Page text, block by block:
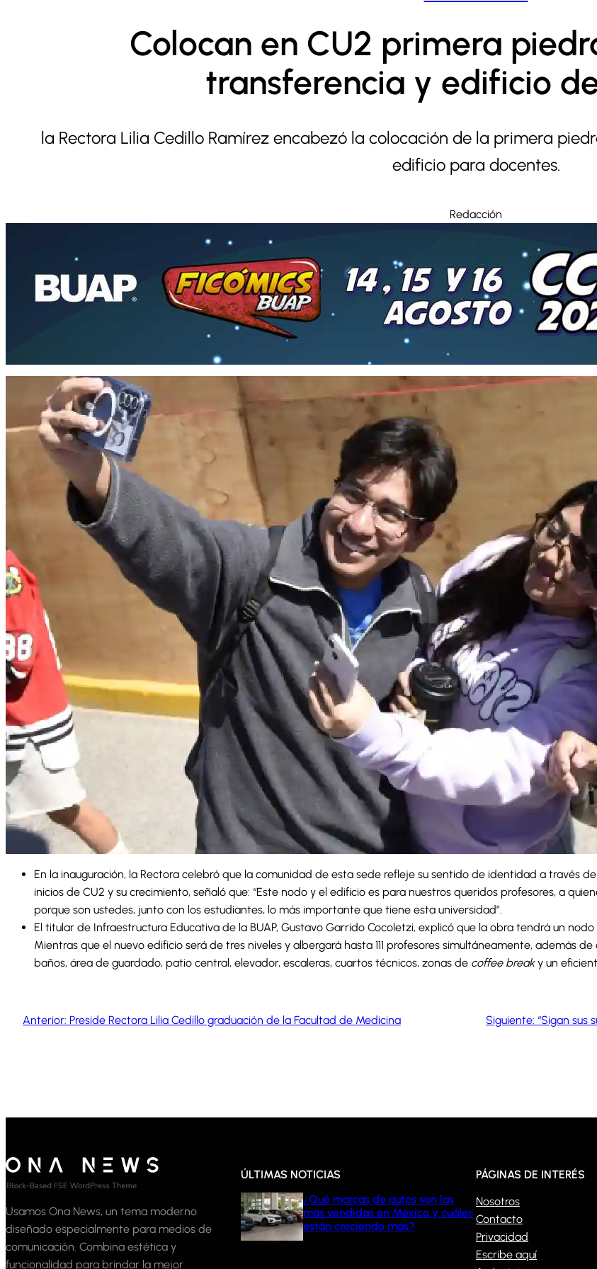
Colocan en CU2 primera
transferencia y edificio
la Rectora Lilia Cedillo Ramírez encabezó la colocación de la primera
edificio para docentes.
Redacción
En la inauguración, la Rectora celebró que la comunidad de esta sede refleje su sentido de identidad a través
inicios de CU2 y su crecimiento, señaló que: “Este nodo y el edificio es para nuestros queridos profesores, a
porque son ustedes, junto con los estudiantes, lo más importante que tiene esta universidad”.
El titular de Infraestructura Educativa de la BUAP, Gustavo Garrido Cocoletzi, explicó que la obra tendrá un
Mientras que el nuevo edificio será de tres niveles y albergará hasta 111 profesores simultáneamente, además
baños, área de guardado, patio central, elevador, escaleras, cuartos técnicos, zonas de coffee breaky un
Anterior: Preside Rectora Lilia Cedillo graduación de la Facultad de Medicina Siguiente: “Sigan sus
Usamos Ona News, un tema moderno
diseñado especialmente para medios de
comunicación. Combina estética y
funcionalidad para brindar la mejor
ÚLTIMAS NOTICIAS
¿Qué marcas de autos son las
más vendidas en México y cuáles
están creciendo más?
PÁGINAS DE INTERÉS
Nosotros
Contacto
Privacidad
Escribe aquí